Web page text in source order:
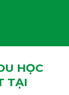
HỌC
TẠI